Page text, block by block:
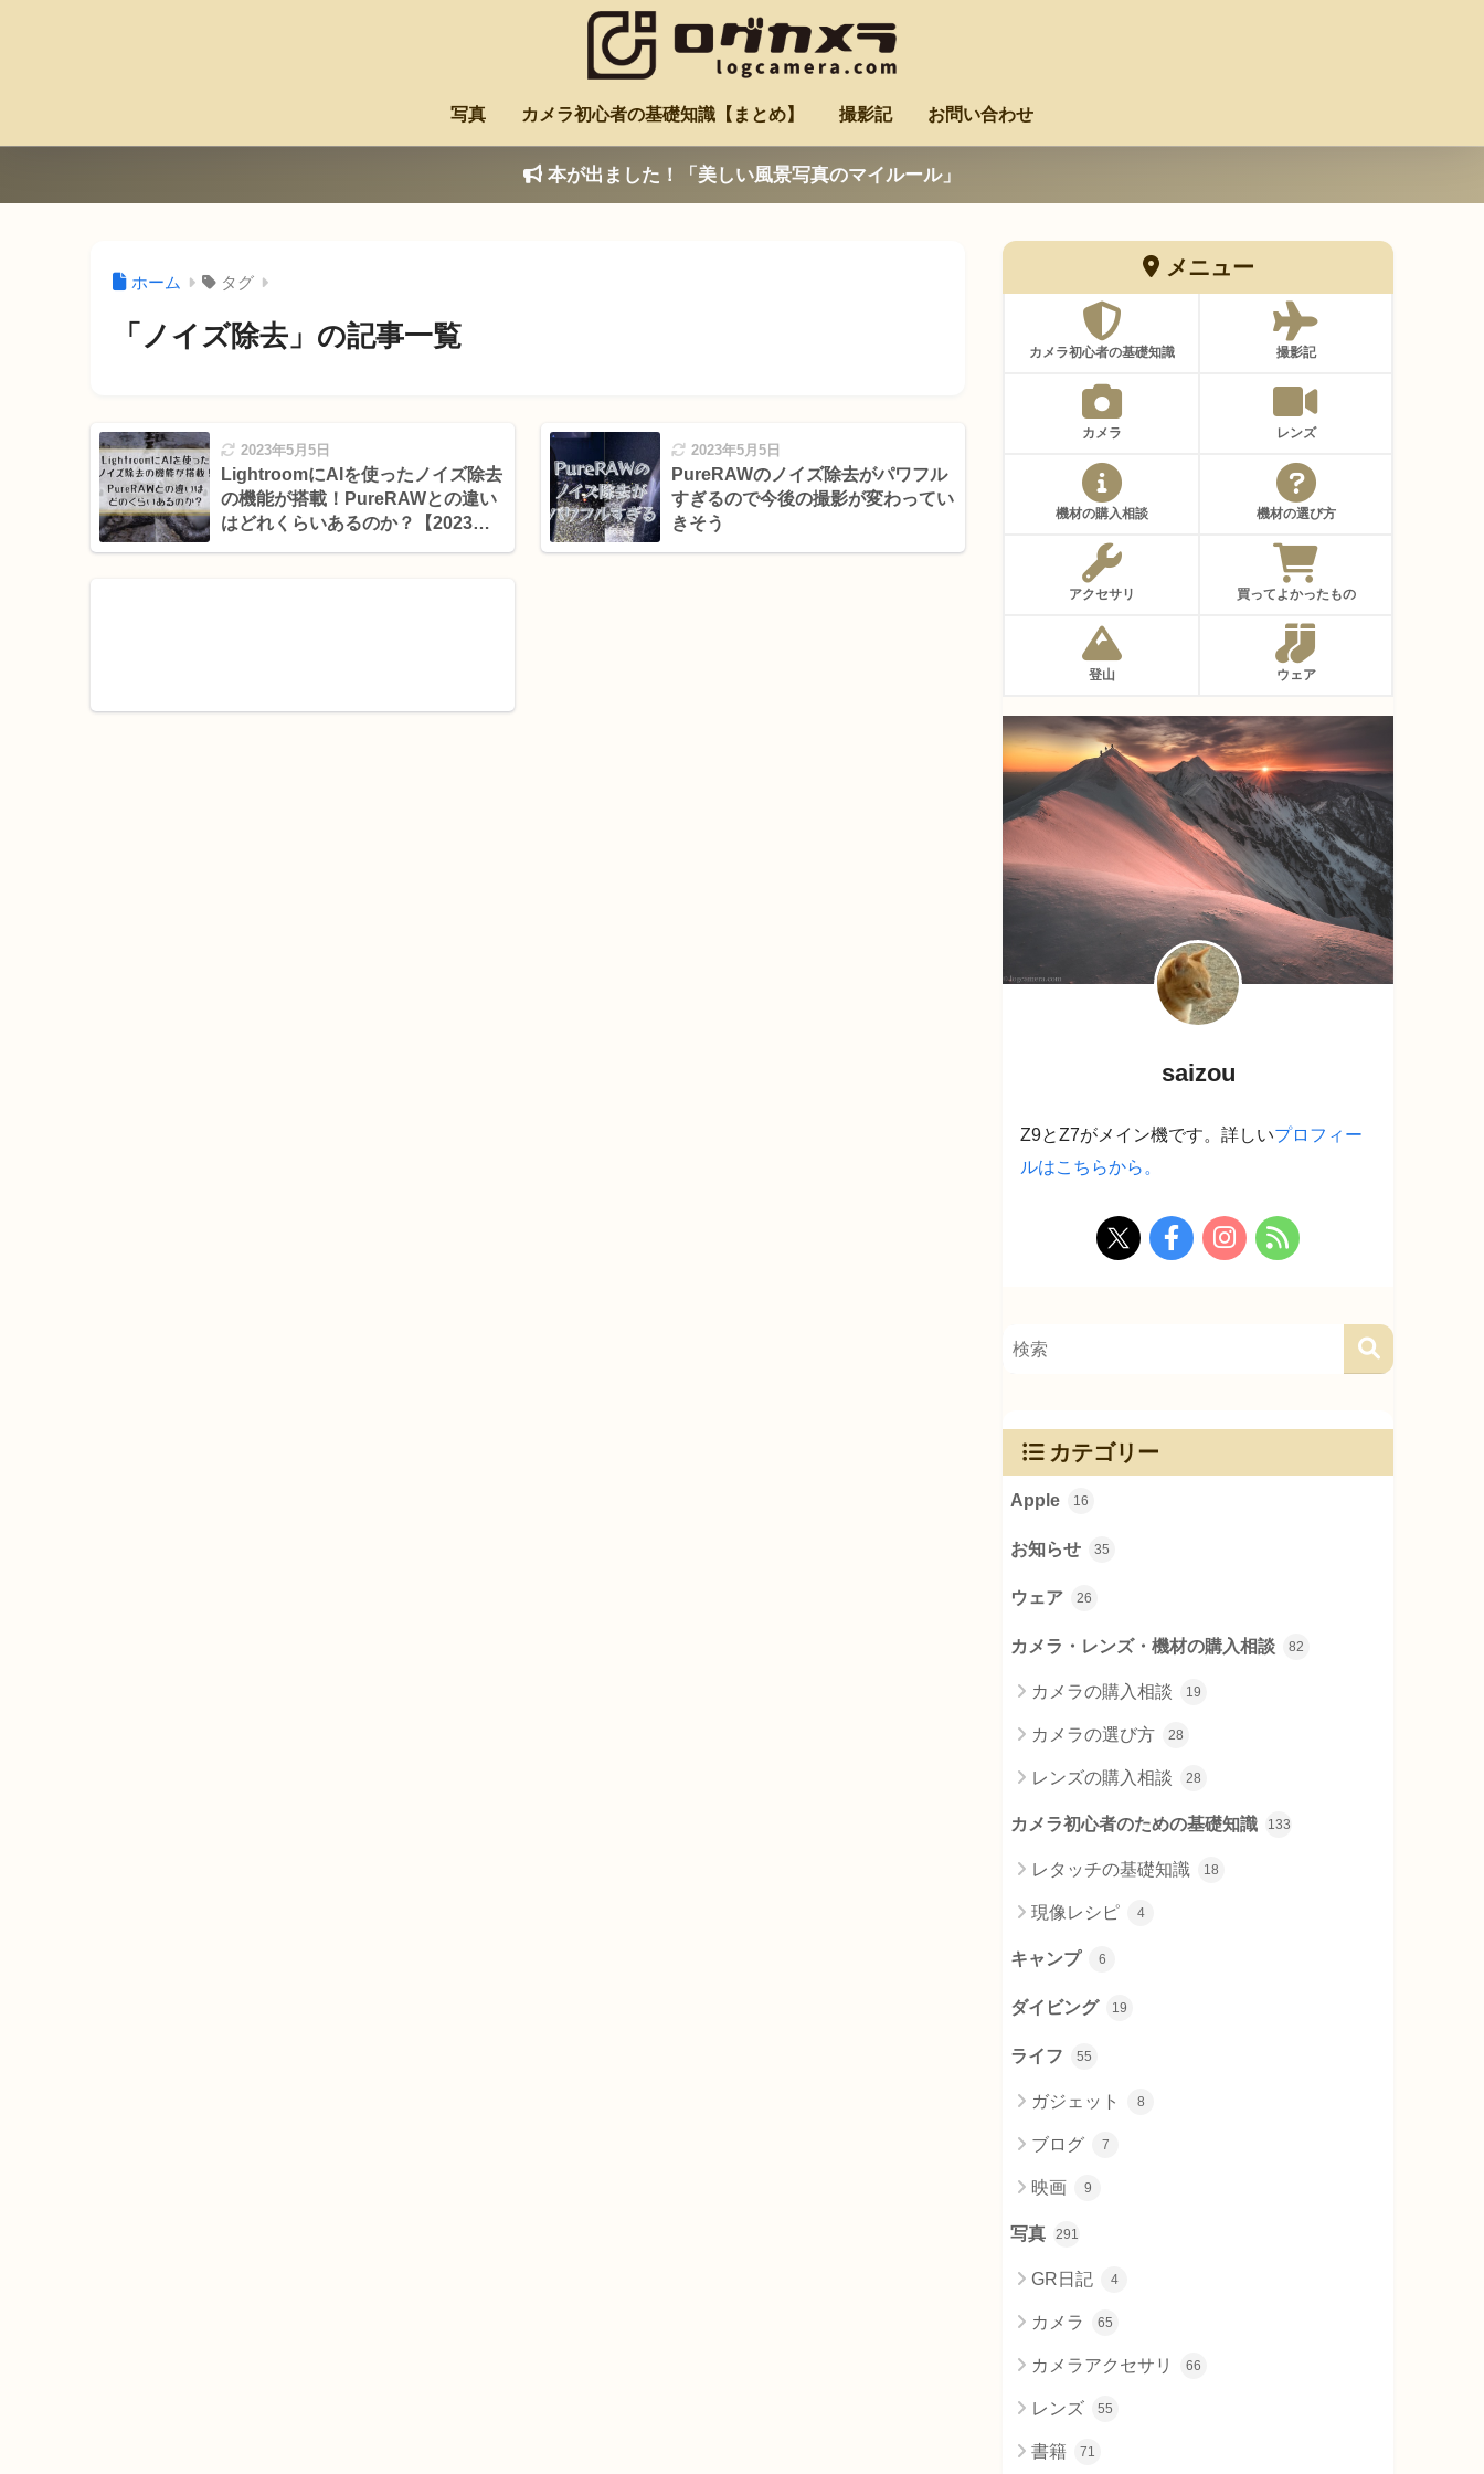
写真 カメラ初心者の基礎知識【まとめ】 撮影記 お問い合わせ
本が出ました！「美しい風景写真のマイルール」
ホーム タグ
「ノイズ除去」の記事一覧
2023年5月5日
LightroomにAIを使ったノイズ除去
の機能が搭載！PureRAWとの違い
はどれくらいあるのか？【2023年4
2023年5月5日
PureRAWのノイズ除去がパワフル
すぎるので今後の撮影が変わってい
きそう
メニュー
カメラ初心者の基礎知識 撮影記
カメラ レンズ
機材の購入相談 機材の選び方
アクセサリ 買ってよかったもの
登山 ウェア
saizou
Z9とZ7がメイン機です。詳しいプロフィー
ルはこちらから。
カテゴリー
Apple 16
お知らせ 35
ウェア 26
カメラ・レンズ・機材の購入相談 82
カメラの購入相談 19
カメラの選び方 28
レンズの購入相談 28
カメラ初心者のための基礎知識 133
レタッチの基礎知識 18
現像レシピ 4
キャンプ 6
ダイビング 19
ライフ 55
ガジェット 8
ブログ 7
映画 9
写真 291
GR日記 4
カメラ 65
カメラアクセサリ 66
レンズ 55
書籍 71